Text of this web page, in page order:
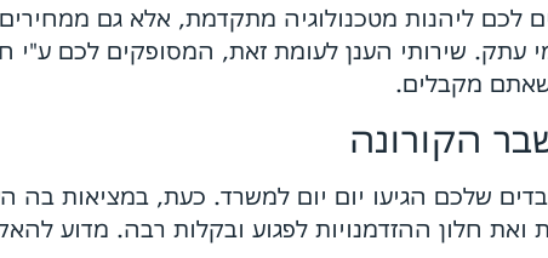
לכם ליהנות מטכנולוגיה מתקדמת, אלא גם
עתק. שירותי הענן לעומת זאת, המסופקים לכם ע"י
שאתם מקבלים.
הקורונה
שלכם הגיעו יום יום למשרד. כעת, במציאות בה
חלון ההזדמנויות לפגוע ובקלות רבה. מדוע